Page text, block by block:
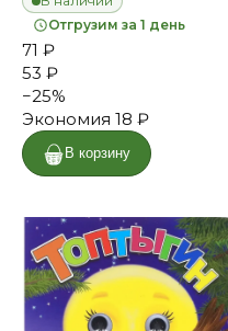
Отгрузим за 1 день
71 ₽
53 ₽
−25%
Экономия 18 ₽
В корзину